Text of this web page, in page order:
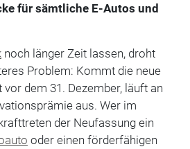
für sämtliche E-Autos und
noch länger Zeit lassen, droht
Problem: Kommt die neue
dem 31. Dezember, läuft an
aus. Wer im
der Neufassung ein
oder einen förderfähigen